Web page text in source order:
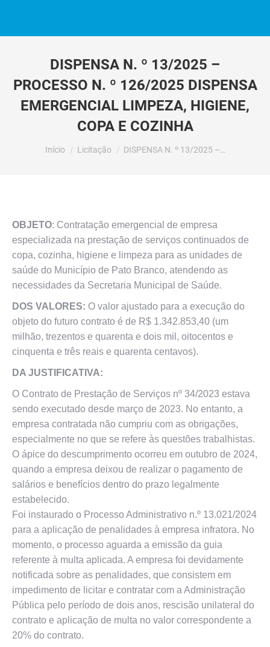
DISPENSA N. º 13/2025 –
PROCESSO N. º 126/2025 DISPENSA
EMERGENCIAL LIMPEZA, HIGIENE,
COPA E COZINHA
Você está aqui:
Início Licitação DISPENSA N. º 13/2025 –…
OBJETO: Contratação emergencial de empresa
especializada na prestação de serviços continuados de
copa, cozinha, higiene e limpeza para as unidades de
saúde do Município de Pato Branco, atendendo as
necessidades da Secretaria Municipal de Saúde.
DOS VALORES: O valor ajustado para a execução do
objeto do futuro contrato é de R$ 1.342.853,40 (um
milhão, trezentos e quarenta e dois mil, oitocentos e
cinquenta e três reais e quarenta centavos).
DA JUSTIFICATIVA:
O Contrato de Prestação de Serviços nº 34/2023 estava
sendo executado desde março de 2023. No entanto, a
empresa contratada não cumpriu com as obrigações,
especialmente no que se refere às questões trabalhistas.
O ápice do descumprimento ocorreu em outubro de 2024,
quando a empresa deixou de realizar o pagamento de
salários e benefícios dentro do prazo legalmente
estabelecido.
Foi instaurado o Processo Administrativo n.º 13.021/2024
para a aplicação de penalidades à empresa infratora. No
momento, o processo aguarda a emissão da guia
referente à multa aplicada. A empresa foi devidamente
notificada sobre as penalidades, que consistem em
impedimento de licitar e contratar com a Administração
Pública pelo período de dois anos, rescisão unilateral do
contrato e aplicação de multa no valor correspondente a
20% do contrato.